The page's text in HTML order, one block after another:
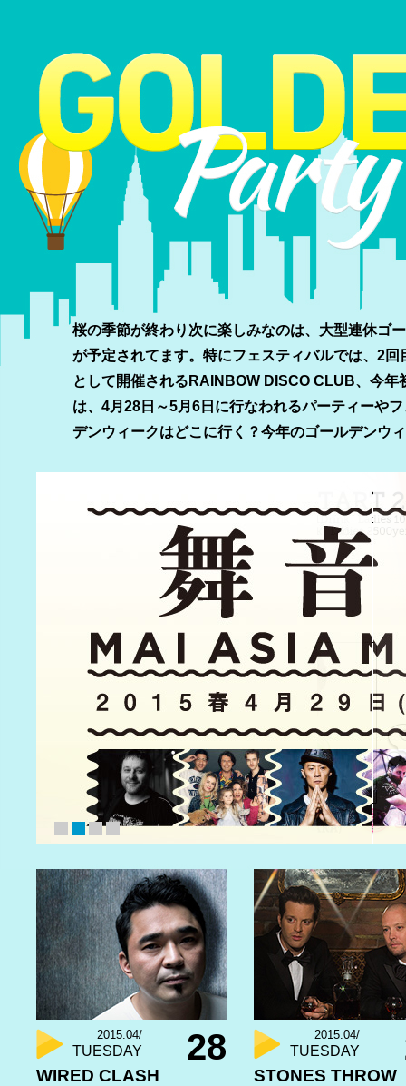
桜の季節が終わり次に楽しみなのは、大型連休ゴ
が予定されてます。特にフェスティバルでは、2
として開催されるRAINBOW DISCO CLUB、今
は、4月28日～5月6日に行なわれるパーティーや
デンウィークはどこに行く？今年のゴールデンウ
2015.04/
TUESDAY 28
WIRED CLASH
2015.04/
TUESDAY
STONES THROW